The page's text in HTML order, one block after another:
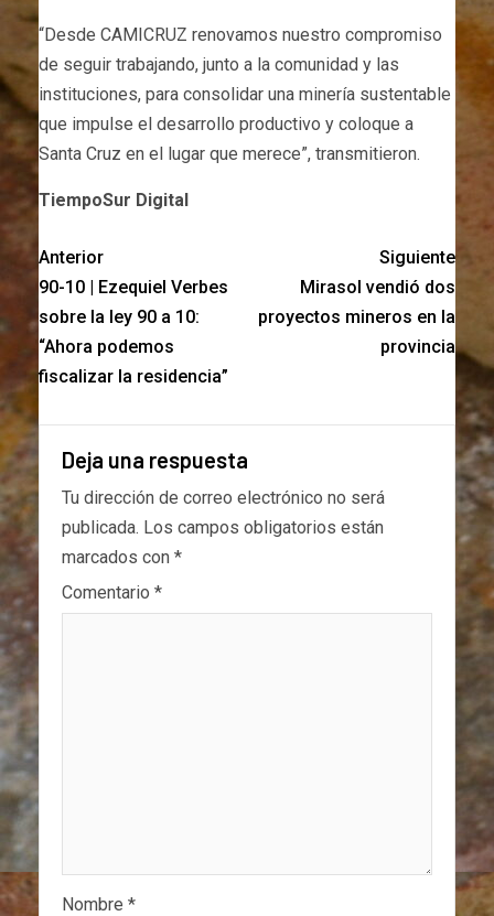
“Desde CAMICRUZ renovamos nuestro compromiso
de seguir trabajando, junto a la comunidad y las
instituciones, para consolidar una minería sustentable
que impulse el desarrollo productivo y coloque a
Santa Cruz en el lugar que merece”, transmitieron.
TiempoSur Digital
Anterior
90-10 | Ezequiel Verbes
sobre la ley 90 a 10:
“Ahora podemos
fiscalizar la residencia”
Siguiente
Mirasol vendió dos
proyectos mineros en la
provincia
Deja una respuesta
Tu dirección de correo electrónico no será
publicada. Los campos obligatorios están
marcados con *
Comentario *
Nombre *